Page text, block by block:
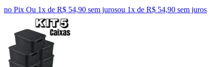
no Pix Ou 1x de R$ 54,90 sem jurosou 1x de R$ 54,90 sem juros